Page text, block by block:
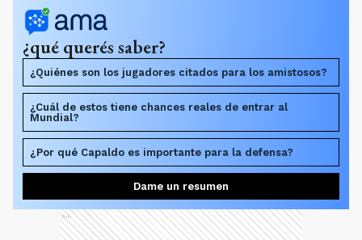
¿qué querés saber?
¿Quiénes son los jugadores citados para los amistosos?
¿Cuál de estos tiene chances reales de entrar al
Mundial?
¿Por qué Capaldo es importante para la defensa?
Dame un resumen
Ads